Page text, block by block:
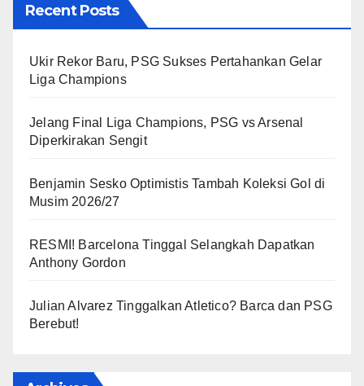
Recent Posts
Ukir Rekor Baru, PSG Sukses Pertahankan Gelar
Liga Champions
Jelang Final Liga Champions, PSG vs Arsenal
Diperkirakan Sengit
Benjamin Sesko Optimistis Tambah Koleksi Gol di
Musim 2026/27
RESMI! Barcelona Tinggal Selangkah Dapatkan
Anthony Gordon
Julian Alvarez Tinggalkan Atletico? Barca dan PSG
Berebut!